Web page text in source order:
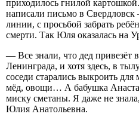
приходилось гнилой
написали письмо в
линии, с просьбой забрать
смерти. Так Юля оказалась на
— Все знали, что дед привезёт
Ленинграда, и хотя здесь, в
соседи старались выкроить для
мёд, овощи… А бабушка
миску сметаны. Я даже не
Юлия Анатольевна.